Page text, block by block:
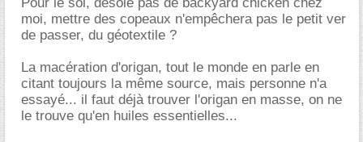
moi, mettre des copeaux n'empêchera pas le petit ver
de passer, du géotextile ?
La macération d'origan, tout le monde en parle en
citant toujours la même source, mais personne n'a
essayé... il faut déjà trouver l'origan en masse, on ne
le trouve qu'en huiles essentielles...